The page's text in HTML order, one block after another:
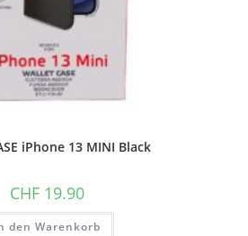
iPhone 13 MINI Black
CHF19.90
den Warenkorb